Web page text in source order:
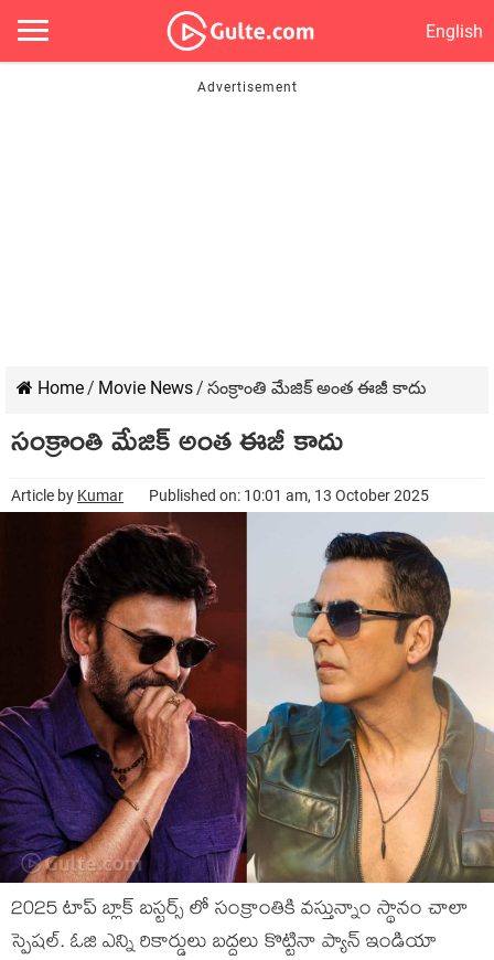
English
Home/ Movie News/ సంక్రాంతి మేజిక్ అంత ఈజీ కాదు
సంక్రాంతి మేజిక్ అంత ఈజీ కాదు
Article by Kumar Published on: 10:01 am, 13 October 2025
2025 టాప్ బ్లాక్ బస్టర్స్ లో సంక్రాంతికి వస్తున్నాం స్థానం చాలా
స్పెషల్. ఓజి ఎన్ని రికార్డులు బద్దలు కొట్టినా ప్యాన్ ఇండియా